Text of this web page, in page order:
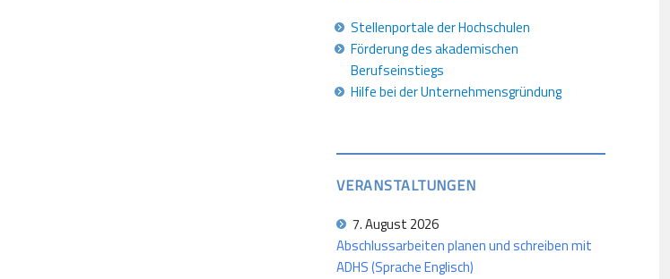
Stellenportale der Hochschulen
Förderung des akademischen
Berufseinstiegs
Hilfe bei der Unternehmensgründung
VERANSTALTUNGEN
7. August 2026
Abschlussarbeiten planen und schreiben mit
ADHS (Sprache Englisch)